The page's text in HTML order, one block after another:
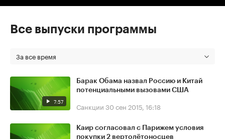
Все выпуски программы
За все время
7:57
Барак Обама назвал Россию и Китай
потенциальными вызовами США
Санкции 30 сен 2015, 16:18
Каир согласовал с Парижем условия
покупки 2 вертолётоносцев